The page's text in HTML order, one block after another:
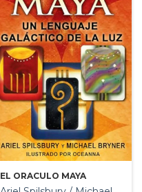
EL ORACULO MAYA